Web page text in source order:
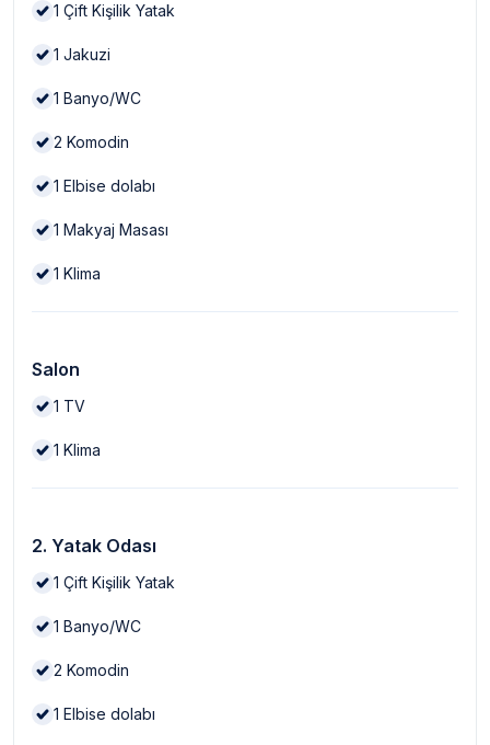
1 Çift Kişilik Yatak
1 Jakuzi
1 Banyo/WC
2 Komodin
1 Elbise dolabı
1 Makyaj Masası
1 Klima
Salon
1 TV
1 Klima
2. Yatak Odası
1 Çift Kişilik Yatak
1 Banyo/WC
2 Komodin
1 Elbise dolabı